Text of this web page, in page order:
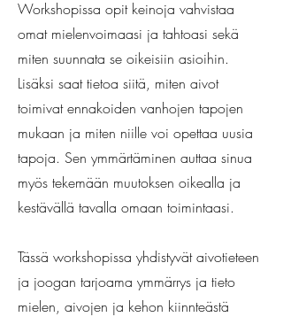
Workshopissa opit keinoja vahvistaa
omat mielenvoimaasi ja tahtoasi sekä
miten suunnata se oikeisiin asioihin.
Lisäksi saat tietoa siitä, miten aivot
toimivat ennakoiden vanhojen tapojen
mukaan ja miten niille voi opettaa uusia
tapoja. Sen ymmärtäminen auttaa sinua
myös tekemään muutoksen oikealla ja
kestävällä tavalla omaan toimintaasi.
Tässä workshopissa yhdistyvät aivotieteen
ja joogan tarjoama ymmärrys ja tieto
mielen, aivojen ja kehon kiinnteästä